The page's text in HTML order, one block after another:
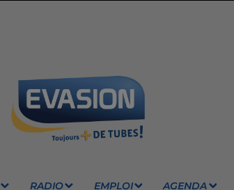
RADIO EMPLOI AGENDA